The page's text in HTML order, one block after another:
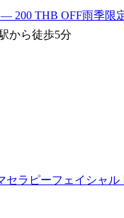
200 THB OFF雨季限
から徒歩5分
セラピーフェイシャル